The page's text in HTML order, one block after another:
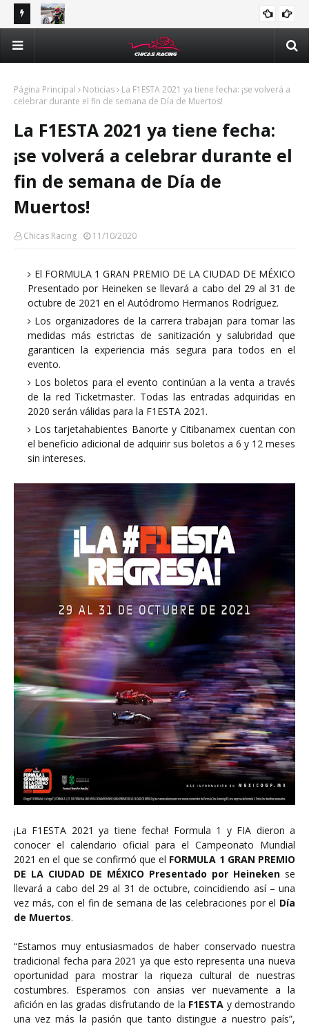
Majo Rodríguez apunta a seguir escalando posiciones en
Challenge Series durante la visita a Querétaro
Página Principal Noticias
La F1ESTA 2021 ya tiene fecha: ¡se volverá a
celebrar durante el fin de semana de Día de Muertos!
La F1ESTA 2021 ya tiene fecha:
¡se volverá a celebrar durante el
fin de semana de Día de
Muertos!
Chicas Racing 11/10/2020
El FORMULA 1 GRAN PREMIO DE LA CIUDAD DE MÉXICO
Presentado por Heineken se llevará a cabo del 29 al 31 de
octubre de 2021 en el Autódromo Hermanos Rodríguez.
Los organizadores de la carrera trabajan para tomar las
medidas más estrictas de sanitización y salubridad que
garanticen la experiencia más segura para todos en el
evento.
Los boletos para el evento continúan a la venta a través
de la red Ticketmaster. Todas las entradas adquiridas en
2020 serán válidas para la F1ESTA 2021.
Los tarjetahabientes Banorte y Citibanamex cuentan con
el beneficio adicional de adquirir sus boletos a 6 y 12 meses
sin intereses.
¡La F1ESTA 2021 ya tiene fecha! Formula 1 y FIA dieron a
conocer el calendario oficial para el Campeonato Mundial
2021 en el que se confirmó que el FORMULA 1 GRAN PREMIO
DE LA CIUDAD DE MÉXICO Presentado por Heineken se
llevará a cabo del 29 al 31 de octubre, coincidiendo así – una
vez más, con el fin de semana de las celebraciones por el Día
de Muertos.
“Estamos muy entusiasmados de haber conservado nuestra
tradicional fecha para 2021 ya que esto representa una nueva
oportunidad para mostrar la riqueza cultural de nuestras
costumbres. Esperamos con ansias ver nuevamente a la
afición en las gradas disfrutando de la F1ESTA y demostrando
una vez más la pasión que tanto distingue a nuestro país”,